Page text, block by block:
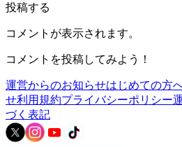
投稿する
コメントが表示されます。
コメントを投稿してみよう！
運営からのお知らせはじめての方
せ利用規約プライバシーポリシー
づく表記